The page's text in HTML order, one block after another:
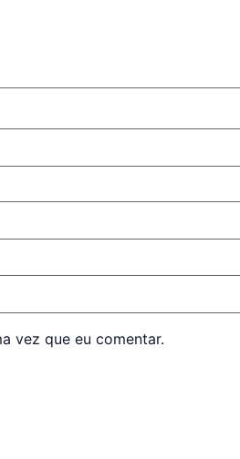
vez que eu comentar.